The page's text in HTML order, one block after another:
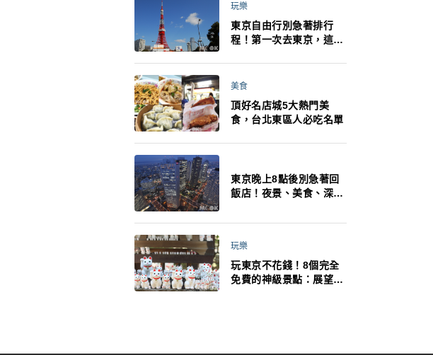
玩樂
東京自由行別急著排行
程！第一次去東京，這10
美食
頂好名店城5大熱門美
食，台北東區人必吃名單
東京晚上8點後別急著回
飯店！夜景、美食、深夜
夜生活才正要開始
玩樂
玩東京不花錢！8個完全
免費的神級景點：展望台